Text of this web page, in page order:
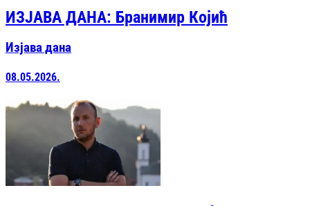
ИЗЈАВА ДАНА: Бранимир Којић
Изјава дана
08.05.2026.